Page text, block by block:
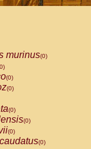
murinus(0)
(0)
(0)
(0)
(0)
(0)
(0)